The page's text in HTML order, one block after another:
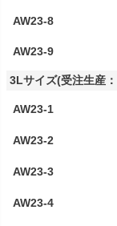
AW23-8
AW23-9
3Lサイズ(受注生産
AW23-1
AW23-2
AW23-3
AW23-4